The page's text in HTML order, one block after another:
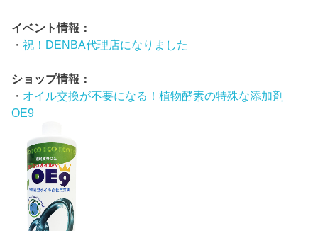
イベント情報：
・祝！DENBA代理店になりました
ショップ情報：
・ オイル交換が不要になる！植物酵素の特殊な添加剤
OE9